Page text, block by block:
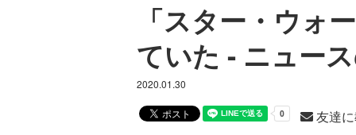
「スター・ウォ
ていた - ニュー
2020.01.30
友達